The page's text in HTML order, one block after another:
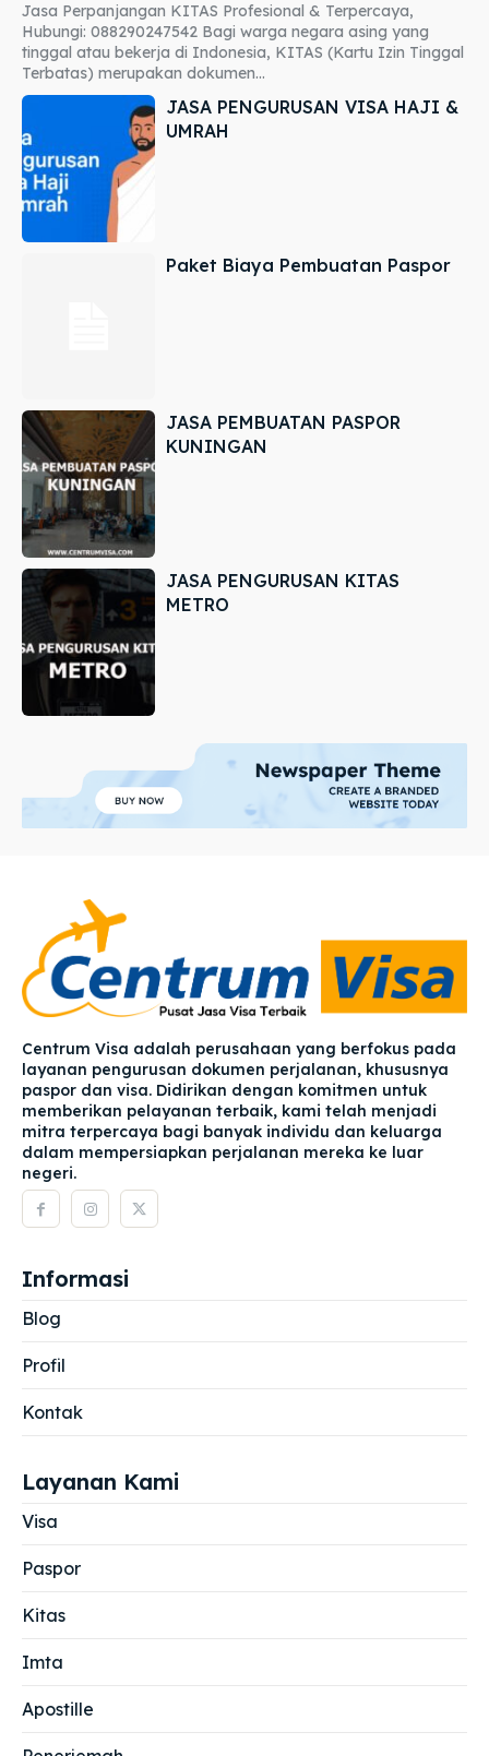
Jasa Perpanjangan KITAS Profesional & Terpercaya,
Hubungi: 088290247542 Bagi warga negara asing yang
tinggal atau bekerja di Indonesia, KITAS (Kartu Izin Tinggal
Terbatas) merupakan dokumen...
JASA PENGURUSAN VISA HAJI &
UMRAH
Paket Biaya Pembuatan Paspor
JASA PEMBUATAN PASPOR
KUNINGAN
JASA PENGURUSAN KITAS
METRO
Centrum Visa adalah perusahaan yang berfokus pada
layanan pengurusan dokumen perjalanan, khususnya
paspor dan visa. Didirikan dengan komitmen untuk
memberikan pelayanan terbaik, kami telah menjadi
mitra terpercaya bagi banyak individu dan keluarga
dalam mempersiapkan perjalanan mereka ke luar
negeri.
Informasi
Blog
Profil
Kontak
Layanan Kami
Visa
Paspor
Kitas
Imta
Apostille